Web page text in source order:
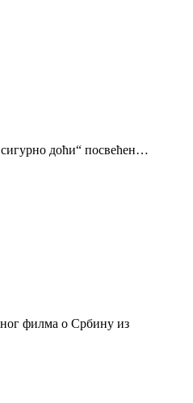
доћи“ посвећен…
филма о Србину из